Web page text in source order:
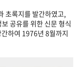
초록지를 발간하였고,
공유를 위한 신문 형식
하여 1976년 8월까지